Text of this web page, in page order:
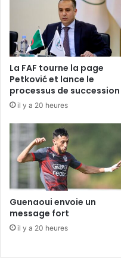
La FAF tourne la page
Petković et lance le
processus de succession
il y a 20 heures
Guenaoui envoie un
message fort
il y a 20 heures